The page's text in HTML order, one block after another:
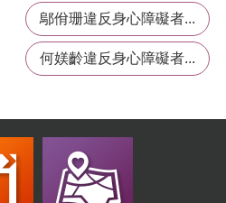
鄔佾珊違反身心障礙者...
何媄齡違反身心障礙者...